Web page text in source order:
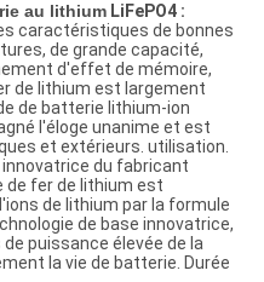
au lithiumLiFePO4 :
caractéristiques de bonnes
de grande capacité,
d'effet de mémoire,
de lithium est largement
de batterie lithium-ion
l'éloge unanime et est
et extérieurs. utilisation.
innovatrice du fabricant
de fer de lithium est
de lithium par la formule
de base innovatrice,
puissance élevée de la
la vie de batterie. Durée